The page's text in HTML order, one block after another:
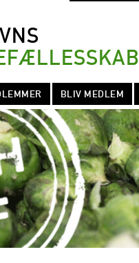
BLIV MEDLEM